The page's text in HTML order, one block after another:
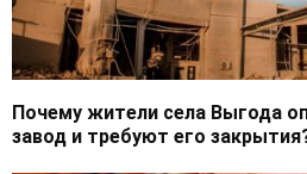
Почему жители села Выгода
завод и требуют его